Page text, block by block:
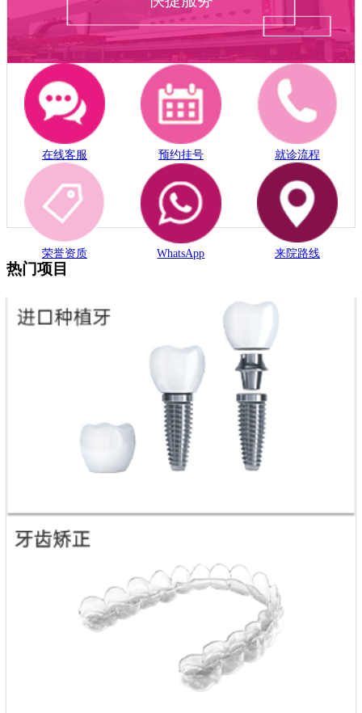
在线客服 预约挂号 就诊流程
荣誉资质 WhatsApp 来院路线
热门项目